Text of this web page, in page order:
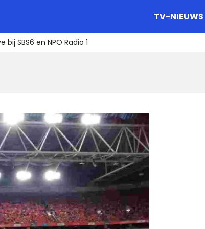
TV-NIEUWS
SBS6 en NPO Radio 1